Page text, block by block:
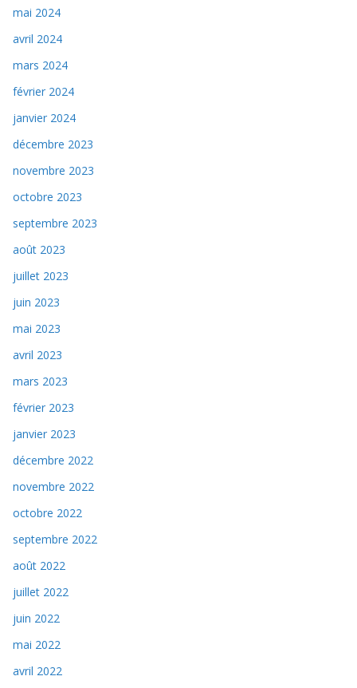
mai 2024
avril 2024
mars 2024
février 2024
janvier 2024
décembre 2023
novembre 2023
octobre 2023
septembre 2023
août 2023
juillet 2023
juin 2023
mai 2023
avril 2023
mars 2023
février 2023
janvier 2023
décembre 2022
novembre 2022
octobre 2022
septembre 2022
août 2022
juillet 2022
juin 2022
mai 2022
avril 2022